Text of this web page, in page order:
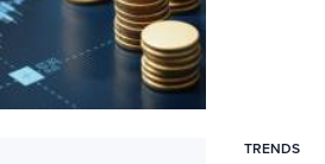
TRENDS